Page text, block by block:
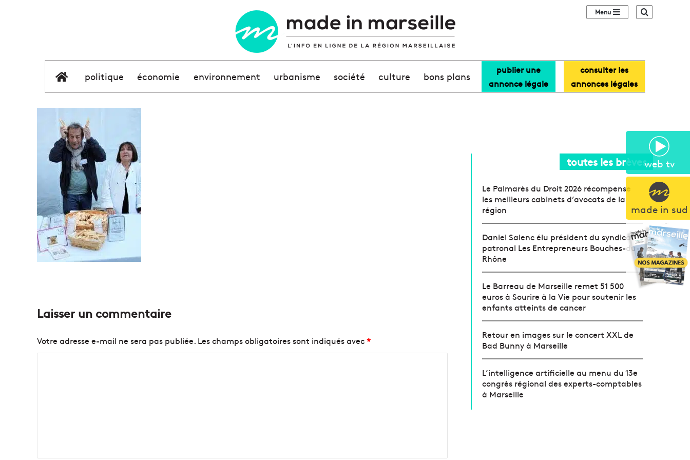
web tv
made in sud
Sidebar (barre
élément de menu
politique économie environnement urbanisme société culture bons plans
publier une
annonce légale
consulter les
annonces légales
Laisser un commentaire
Votre adresse e-mail ne sera pas publiée. Les champs obligatoires sont indiqués avec*
toutes les brèves
Le Palmarès du Droit 2026 récompense
les meilleurs cabinets d’avocats de la
région
Daniel Salenc élu président du syndicat
patronal Les Entrepreneurs Bouches-du-
Rhône
Le Barreau de Marseille remet 51 500
euros à Sourire à la Vie pour soutenir les
enfants atteints de cancer
Retour en images sur le concert XXL de
Bad Bunny à Marseille
L’intelligence artificielle au menu du 13e
congrès régional des experts-comptables
à Marseille